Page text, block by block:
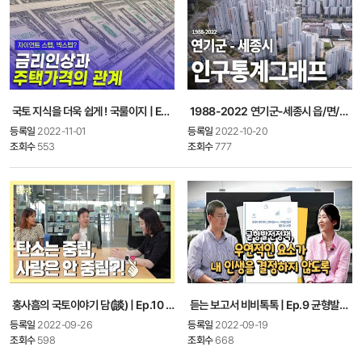
국토 지식을 더욱 쉽게 ! 국룰이지 | Ep.1 금리인상과 주택가격
등록일 2022-11-01
조회수553
1988-2022 연기군-세종시 읍/면/동 별 인구통계그래프
등록일 2022-10-20
조회수777
홍사흠의 국토이야기 담(談) | Ep.10 탄소중립을 위해 해야할 일 | 하(下)편
등록일 2022-09-26
조회수598
듣는 보고서 비비톡톡 | Ep.9 균형발전정책, 우연적인 요소가 내 인생을 결정하지 않도..
등록일 2022-09-19
조회수668